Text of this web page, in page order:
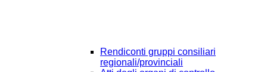
Rendiconti gruppi consiliari
regionali/provinciali